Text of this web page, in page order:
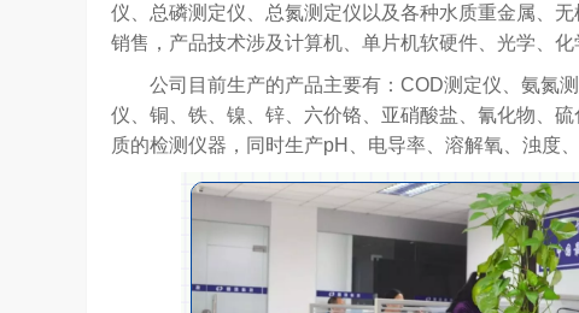
仪、总磷测定仪、总氮测定仪以及各种水质重金属、
销售，产品技术涉及计算机、单片机软硬件、光学、化
公司目前生产的产品主要有：COD测定仪、氨氮测
仪、铜、铁、镍、锌、六价铬、亚硝酸盐、氰化物、
质的检测仪器，同时生产pH、电导率、溶解氧、浊度